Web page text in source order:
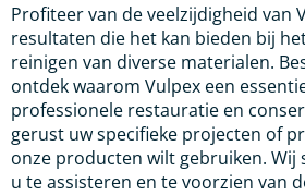
Profiteer van de veelzijdigheid van
resultaten die het kan bieden bij
reinigen van diverse materialen.
ontdek waarom Vulpex een
professionele restauratie en
gerust uw specifieke projecten of
onze producten wilt gebruiken. Wij
u te assisteren en te voorzien van